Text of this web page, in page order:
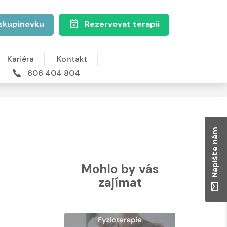
Rezervovat terapii
Kariéra
Kontakt
606 404 804
Mohlo by vás
zajímat
Napište nám